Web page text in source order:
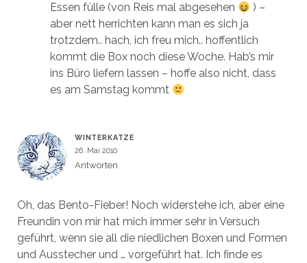
Essen fülle (von Reis mal abgesehen
) –
aber nett herrichten kann man es sich ja
trotzdem.. hach, ich freu mich.. hoffentlich
kommt die Box noch diese Woche. Hab’s mir
ins Büro liefern lassen – hoffe also nicht, dass
es am Samstag kommt
WINTERKATZE
26. Mai 2010
Antworten
Oh, das Bento-Fieber! Noch widerstehe ich, aber eine
Freundin von mir hat mich immer sehr in Versuch
geführt, wenn sie all die niedlichen Boxen und Formen
und Ausstecher und … vorgeführt hat. Ich finde es